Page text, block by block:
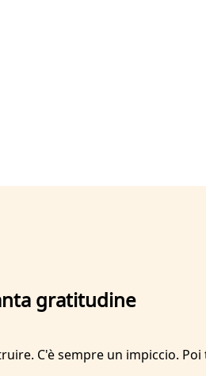
gratitudine
C'è sempre un impiccio.